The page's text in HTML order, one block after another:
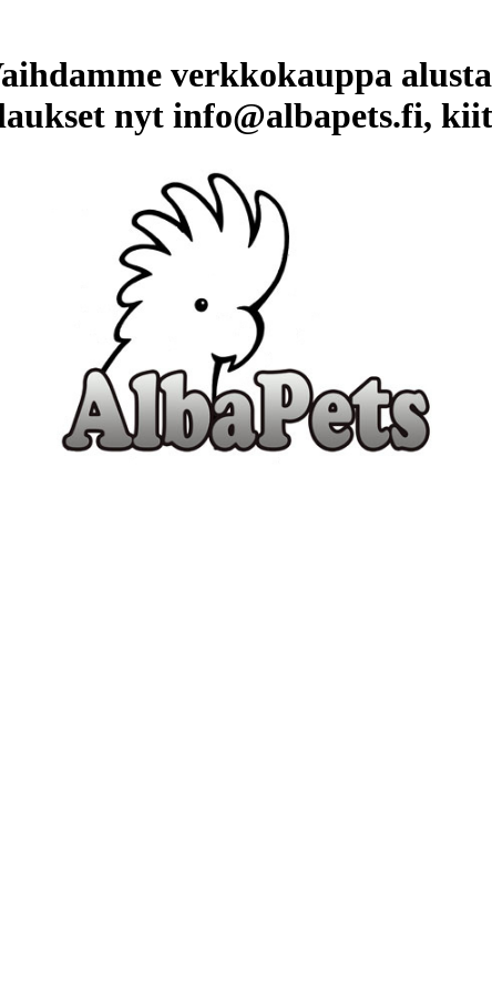
verkkokauppa
nyt info@albapets.fi,